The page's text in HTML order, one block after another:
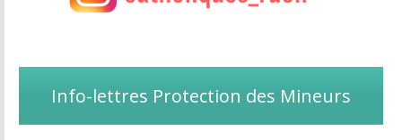
Info-lettres Protection des Mineurs